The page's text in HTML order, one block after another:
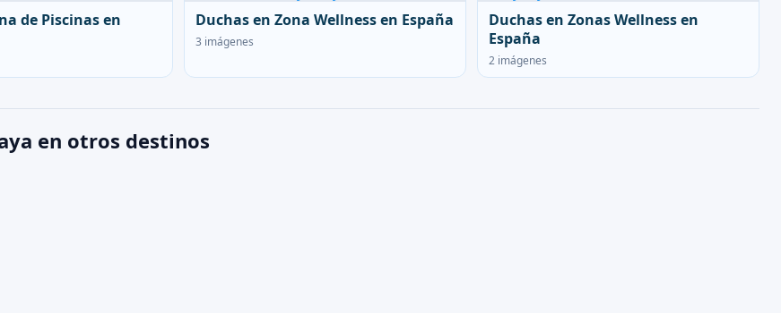
de Piscinas en
Duchas en Zona Wellness en España
3 imágenes
Duchas en Zonas Wellness en
España
2 imágenes
en otros destinos